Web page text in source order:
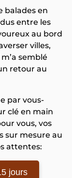
balades en
entre les
au bord
villes,
semblé
retour au
par vous-
clé en main
vous, vos
sur mesure au
attentes:
jours